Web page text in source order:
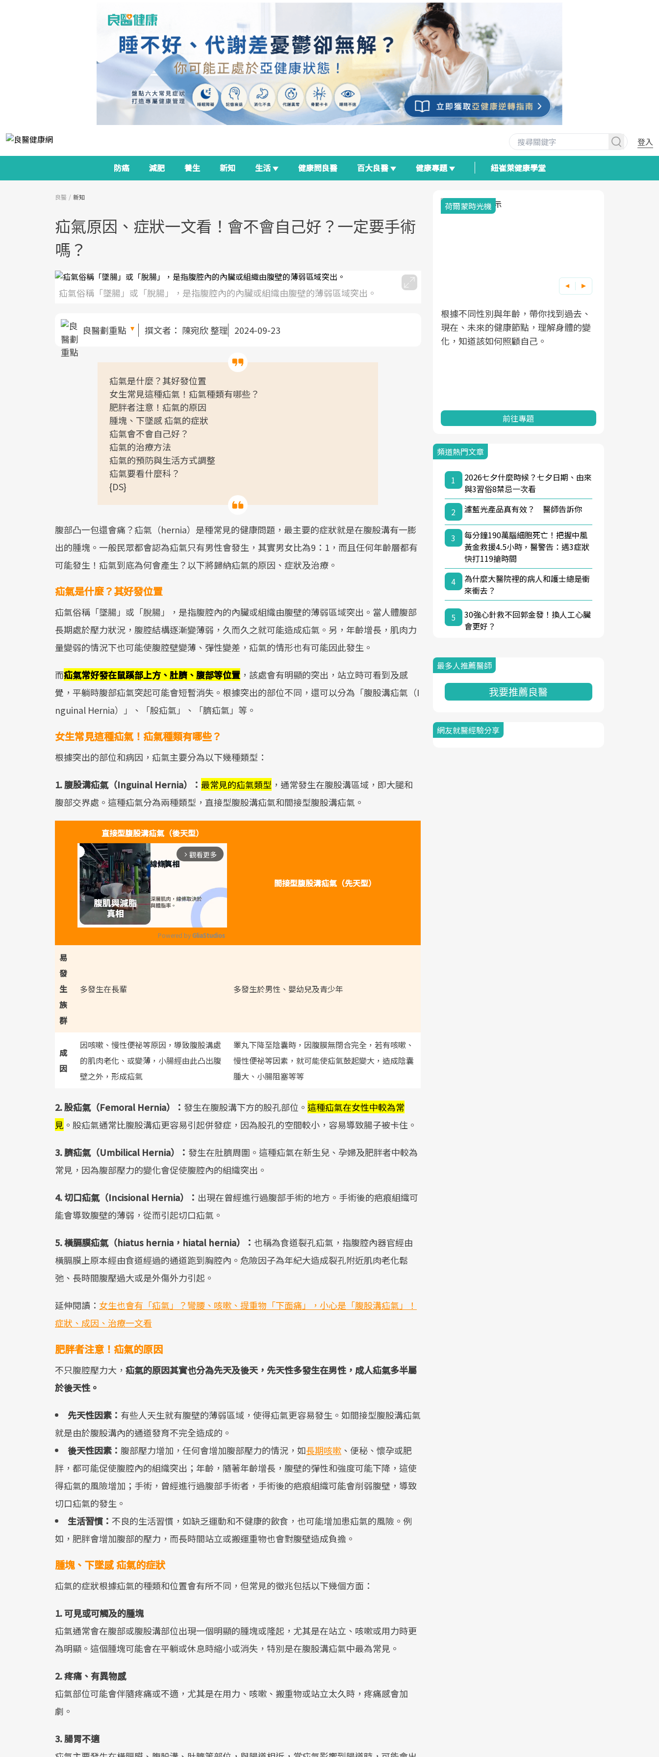
登入
防癌 減肥 養生 新知 生活 健康問良醫 百大良醫 健康專題 紐崔萊健康學堂
良醫 新知
疝氣原因、症狀一文看！會不會自己好？一定要手術
嗎？
疝氣俗稱「墜腸」或「脫腸」，是指腹腔內的內臟或組織由腹壁的薄弱區域突出。
良醫劃重點 撰文者： 陳宛欣 整理 2024-09-23
疝氣是什麼？其好發位置
女生常見這種疝氣！疝氣種類有哪些？
肥胖者注意！疝氣的原因
腫塊、下墜感 疝氣的症狀
疝氣會不會自己好？
疝氣的治療方法
疝氣的預防與生活方式調整
疝氣要看什麼科？
{DS}
腹部凸一包還會痛？疝氣（hernia）是種常見的健康問題，最主要的症狀就是在腹股溝有一膨
出的腫塊。一般民眾都會認為疝氣只有男性會發生，其實男女比為9：1，而且任何年齡層都有
可能發生！疝氣到底為何會產生？以下將歸納疝氣的原因、症狀及治療。
疝氣是什麼？其好發位置
疝氣俗稱「墜腸」或「脫腸」，是指腹腔內的內臟或組織由腹壁的薄弱區域突出。當人體腹部
長期處於壓力狀況，腹腔結構逐漸變薄弱，久而久之就可能造成疝氣。另，年齡增長，肌肉力
量變弱的情況下也可能使腹腔壁變薄、彈性變差，疝氣的情形也有可能因此發生。
而疝氣常好發在鼠蹊部上方、肚臍、腹部等位置 ，該處會有明顯的突出，站立時可看到及感
覺，平躺時腹部疝氣突起可能會短暫消失。根據突出的部位不同，還可以分為「腹股溝疝氣（I
nguinal Hernia）」、「股疝氣」、「臍疝氣」等。
女生常見這種疝氣！疝氣種類有哪些？
根據突出的部位和病因，疝氣主要分為以下幾種類型：
1. 腹股溝疝氣（Inguinal Hernia）： 最常見的疝氣類型 ，通常發生在腹股溝區域，即大腿和
腹部交界處。這種疝氣分為兩種類型，直接型腹股溝疝氣和間接型腹股溝疝氣。
直接型腹股溝疝氣（後天型）
arrow_forward_ios 觀看更多
Powered by GliaStudios
間接型腹股溝疝氣（先天型）
易
發
生
族
群
多發生在長輩 多發生於男性、嬰幼兒及青少年
成
因
因咳嗽、慢性便祕等原因，導致腹股溝處
的肌肉老化、或變薄，小腸經由此凸出腹
壁之外，形成疝氣
睪丸下降至陰囊時，因腹膜無閉合完全，若有咳嗽、
慢性便祕等因素，就可能使疝氣鼓起變大，造成陰囊
腫大、小腸阻塞等等
2. 股疝氣（Femoral Hernia）： 發生在腹股溝下方的股孔部位。 這種疝氣在女性中較為常
見 。股疝氣通常比腹股溝疝更容易引起併發症，因為股孔的空間較小，容易導致腸子被卡住。
3. 臍疝氣（Umbilical Hernia）： 發生在肚臍周圍。這種疝氣在新生兒、孕婦及肥胖者中較為
常見，因為腹部壓力的變化會促使腹腔內的組織突出。
4. 切口疝氣（Incisional Hernia）： 出現在曾經進行過腹部手術的地方。手術後的疤痕組織可
能會導致腹壁的薄弱，從而引起切口疝氣。
5. 橫膈膜疝氣（hiatus hernia，hiatal hernia）： 也稱為食道裂孔疝氣，指腹腔內器官經由
橫膈膜上原本經由食道經過的通道跑到胸腔內。危險因子為年紀大造成裂孔附近肌肉老化鬆
弛、長時間腹壓過大或是外傷外力引起。
延伸閱讀： 女生也會有「疝氣」？彎腰、咳嗽、提重物「下面痛」，小心是「腹股溝疝氣」！
症狀、成因、治療一文看
肥胖者注意！疝氣的原因
不只腹腔壓力大， 疝氣的原因其實也分為先天及後天，先天性多發生在男性，成人疝氣多半屬
於後天性。
先天性因素： 有些人天生就有腹壁的薄弱區域，使得疝氣更容易發生。如間接型腹股溝疝氣
就是由於腹股溝內的通道發育不完全造成的。
後天性因素： 腹部壓力增加，任何會增加腹部壓力的情況，如長期咳嗽 、便秘、懷孕或肥
胖，都可能促使腹腔內的組織突出；年齡，隨著年齡增長，腹壁的彈性和強度可能下降，這使
得疝氣的風險增加；手術，曾經進行過腹部手術者，手術後的疤痕組織可能會削弱腹壁，導致
切口疝氣的發生。
生活習慣： 不良的生活習慣，如缺乏運動和不健康的飲食，也可能增加患疝氣的風險。例
如，肥胖會增加腹部的壓力，而長時間站立或搬運重物也會對腹壁造成負擔。
腫塊、下墜感 疝氣的症狀
疝氣的症狀根據疝氣的種類和位置會有所不同，但常見的徵兆包括以下幾個方面：
1. 可見或可觸及的腫塊
疝氣通常會在腹部或腹股溝部位出現一個明顯的腫塊或隆起，尤其是在站立、咳嗽或用力時更
為明顯。這個腫塊可能會在平躺或休息時縮小或消失，特別是在腹股溝疝氣中最為常見。
2. 疼痛、有異物感
疝氣部位可能會伴隨疼痛或不適，尤其是在用力、咳嗽、搬重物或站立太久時，疼痛感會加
劇。
3. 腸胃不適
邁向「健康照護」的新時代。隨著國家
健康新生活」，從講座、體驗到運動，
發，透過醫學觀點與日常感受的對話，
荷爾蒙時光機
根據不同性別與年齡，帶你找到過去、
現在、未來的健康節點，理解身體的變
化，知道該如何照顧自己。
前往專題
頻道熱門文章
1
2026七夕什麼時候？七夕日期、由來
與3習俗8禁忌一次看
2
濾藍光產品真有效？ 醫師告訴你
3
每分鐘190萬腦細胞死亡！把握中風
黃金救援4.5小時，醫警告：遇3症狀
快打119搶時間
4
為什麼大醫院裡的病人和護士總是衝
來衝去？
5
30強心針救不回郭金發！換人工心臟
會更好？
最多人推薦醫師
我要推薦良醫
網友就醫經驗分享